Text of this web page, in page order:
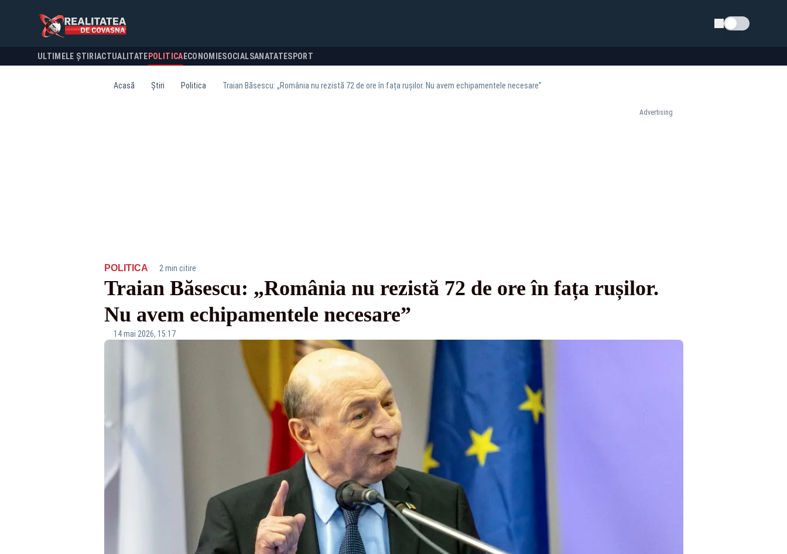
Schimba tema
ULTIMELE ȘTIRI ACTUALITATE POLITICA ECONOMIESOCIALSANATATESPORT
Acasă Știri Politica Traian Băsescu: „România nu rezistă 72 de ore în fața rușilor. Nu avem echipamentele necesare”
Advertising
POLITICA· 2 min citire
Traian Băsescu: „România nu rezistă 72 de ore în fața rușilor.
Nu avem echipamentele necesare”
14 mai 2026, 15:17